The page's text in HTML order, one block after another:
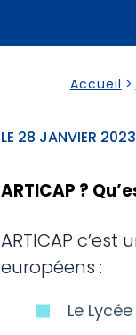
Accueil >
LE 28 JANVIER 2023
ARTICAP ?
ARTICAP
européens :
Le